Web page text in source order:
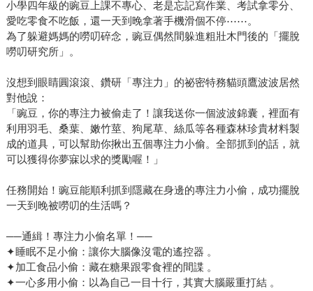
小學四年級的豌豆上課不專心、老是忘記寫作業、考試拿零分、
愛吃零食不吃飯，還一天到晚拿著手機滑個不停⋯⋯。
為了躲避媽媽的嘮叨碎念，豌豆偶然間躲進粗壯木門後的「擺脫
嘮叨研究所」。
沒想到眼睛圓滾滾、鑽研「專注力」的祕密特務貓頭鷹波波居然
對他說：
「豌豆，你的專注力被偷走了！讓我送你一個波波錦囊，裡面有
利用羽毛、桑葉、嫩竹莖、狗尾草、絲瓜等各種森林珍貴材料製
成的道具，可以幫助你揪出五個專注力小偷。全部抓到的話，就
可以獲得你夢寐以求的獎勵喔！」
任務開始！豌豆能順利抓到隱藏在身邊的專注力小偷，成功擺脫
一天到晚被嘮叨的生活嗎？
──通緝！專注力小偷名單！──
✦睡眠不足小偷：讓你大腦像沒電的遙控器 。
✦加工食品小偷：藏在糖果跟零食裡的間諜 。
✦一心多用小偷：以為自己一目十行，其實大腦嚴重打結 。